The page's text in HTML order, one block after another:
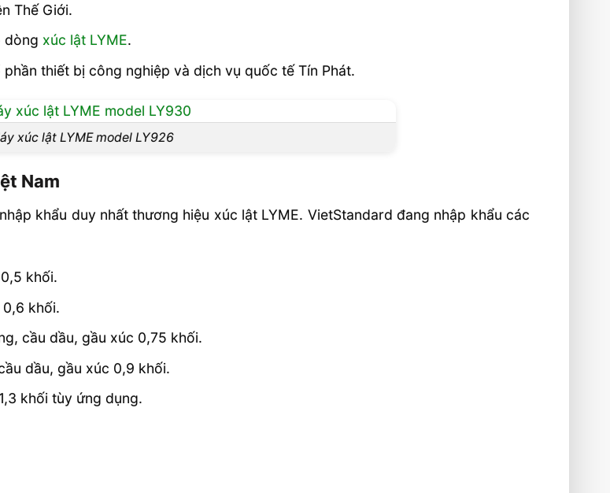
Thế Giới.
dòng xúc lật LYME.
thiết bị công nghiệp và dịch vụ quốc tế Tín Phát.
xúc lật LYME model LY926
Nam
khẩu duy nhất thương hiệu xúc lật LYME. VietStandard đang nhập khẩu các
khối.
khối.
cầu dầu, gầu xúc 0,75 khối.
dầu, gầu xúc 0,9 khối.
khối tùy ứng dụng.